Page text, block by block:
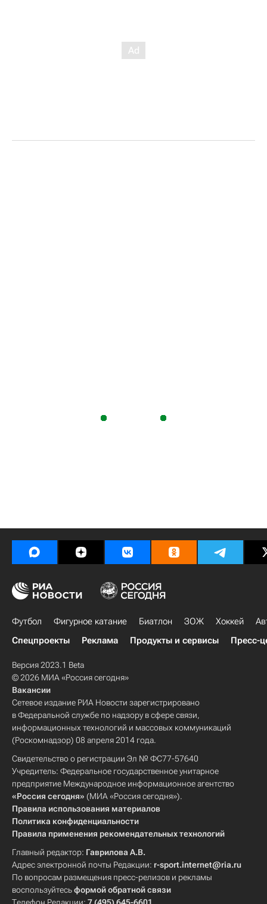
Футбол Фигурное катание Биатлон ЗОЖ Хоккей
Спецпроекты
Реклама Продукты и сервисы Пресс-
Версия 2023.1 Beta
© 2026 МИА «Россия сегодня»
Вакансии
Сетевое издание РИА Новости зарегистрировано
в Федеральной службе по надзору в сфере связи,
информационных технологий и массовых коммуникаций
(Роскомнадзор) 08 апреля 2014 года.
Свидетельство о регистрации Эл № ФС77-57640
Учредитель: Федеральное государственное унитарное
предприятие Международное информационное агентство
«Россия сегодня» (МИА «Россия сегодня»).
Правила использования материалов
Политика конфиденциальности
Правила применения рекомендательных технологий
Главный редактор: Гаврилова А.В.
Адрес электронной почты Редакции: r-sport.internet@ria.ru
По вопросам размещения пресс-релизов и рекламы
воспользуйтесьформой обратной связи